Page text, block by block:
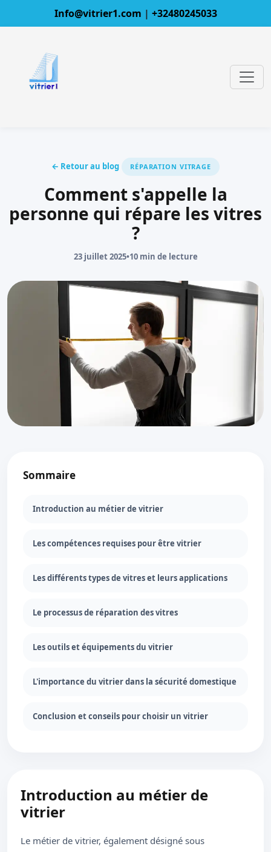
Info@vitrier1.com | +32480245033
← Retour au blog RÉPARATION VITRAGE
Comment s'appelle la
personne qui répare les vitres
?
23 juillet 2025•10 min de lecture
Sommaire
Introduction au métier de vitrier
Les compétences requises pour être vitrier
Les différents types de vitres et leurs applications
Le processus de réparation des vitres
Les outils et équipements du vitrier
L'importance du vitrier dans la sécurité domestique
Conclusion et conseils pour choisir un vitrier
Introduction au métier de
vitrier
Le métier de vitrier, également désigné sous